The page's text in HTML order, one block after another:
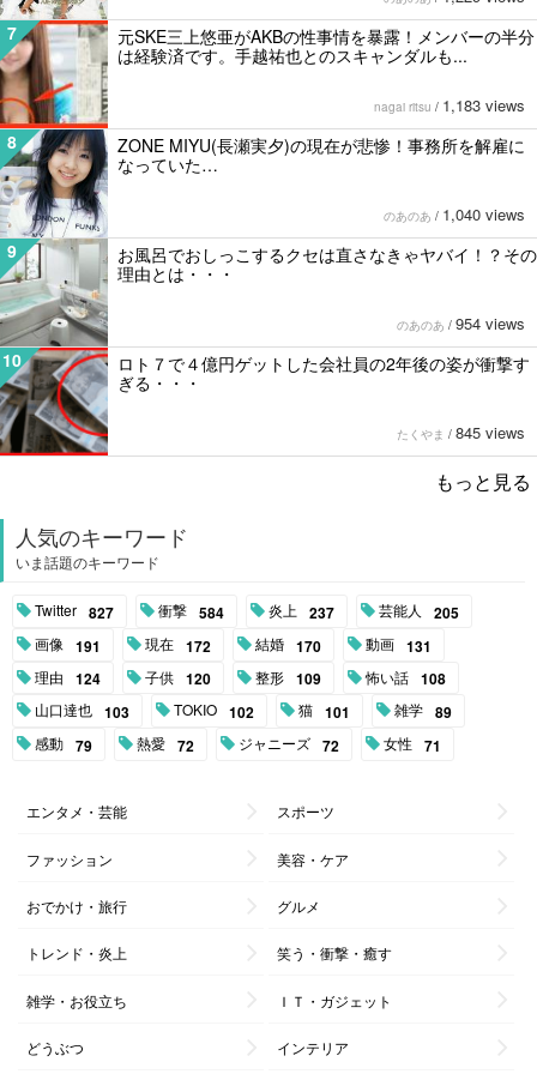
7
元SKE三上悠亜がAKBの性事情を暴露！メンバーの半分
は経験済です。手越祐也とのスキャンダルも...
nagai ritsu / 1,183 views
8
ZONE MIYU(長瀬実夕)の現在が悲惨！事務所を解雇に
なっていた…
のあのあ / 1,040 views
9
お風呂でおしっこするクセは直さなきゃヤバイ！？その
理由とは・・・
のあのあ / 954 views
10
ロト７で４億円ゲットした会社員の2年後の姿が衝撃す
ぎる・・・
たくやま / 845 views
もっと見る
人気のキーワード
いま話題のキーワード
Twitter 827 衝撃 584 炎上 237 芸能人 205
画像 191 現在 172 結婚 170 動画 131
理由 124 子供 120 整形 109 怖い話 108
山口達也 103 TOKIO 102 猫 101 雑学 89
感動 79 熱愛 72 ジャニーズ 72 女性 71
エンタメ・芸能 スポーツ
ファッション 美容・ケア
おでかけ・旅行 グルメ
トレンド・炎上 笑う・衝撃・癒す
雑学・お役立ち ＩＴ・ガジェット
どうぶつ インテリア